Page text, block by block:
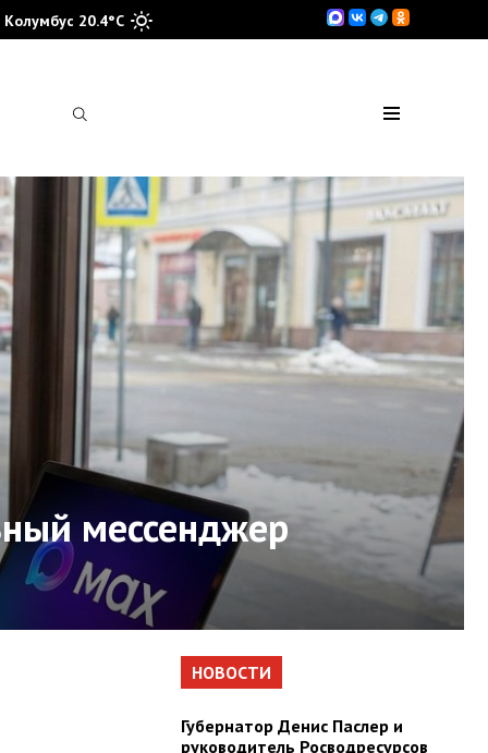
Колумбус 20.4°C
мессенджер
НОВОСТИ
Губернатор Денис Паслер и
руководитель Росводресурсов